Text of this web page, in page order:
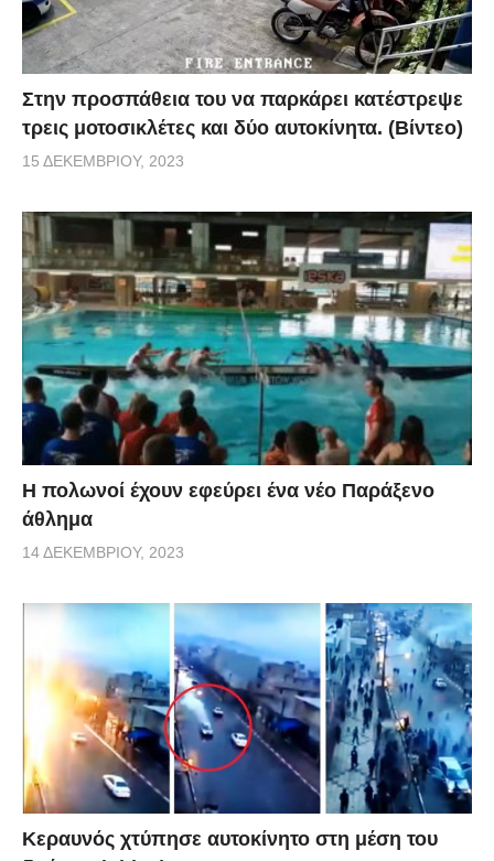
Στην προσπάθεια του να παρκάρει κατέστρεψε
τρεις μοτοσικλέτες και δύο αυτοκίνητα. (Βίντεο)
15 ΔΕΚΕΜΒΡΊΟΥ, 2023
Η πολωνοί έχουν εφεύρει ένα νέο Παράξενο
άθλημα
14 ΔΕΚΕΜΒΡΊΟΥ, 2023
Κεραυνός χτύπησε αυτοκίνητο στη μέση του